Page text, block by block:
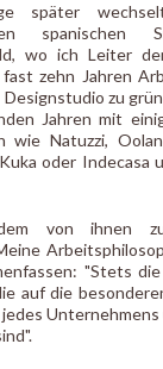
später
spanischen
wo ich Leiter
zehn Jahren
Designstudio zu
Jahren mit
wie Natuzzi,
oder Indecasa
von ihnen
"Stets
auf die